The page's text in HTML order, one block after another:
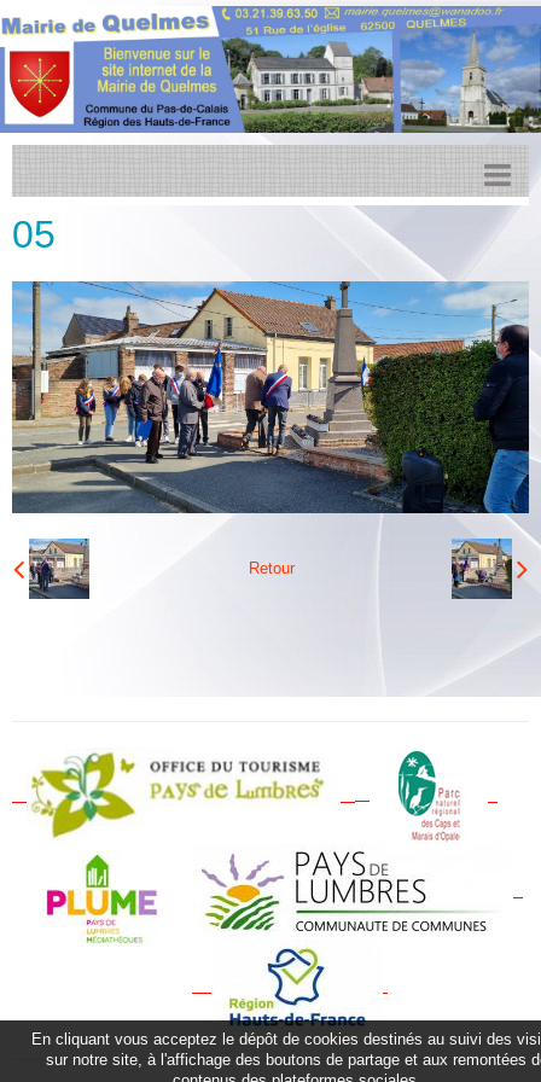
Accueil
Facebook
Transports
Agenda
CCPL
Urbanisme
Albums
Vidéos
05
Retour
En cliquant vous acceptez le dépôt de cookies destinés au suivi des
sur notre site, à l'affichage des boutons de partage et aux remontées